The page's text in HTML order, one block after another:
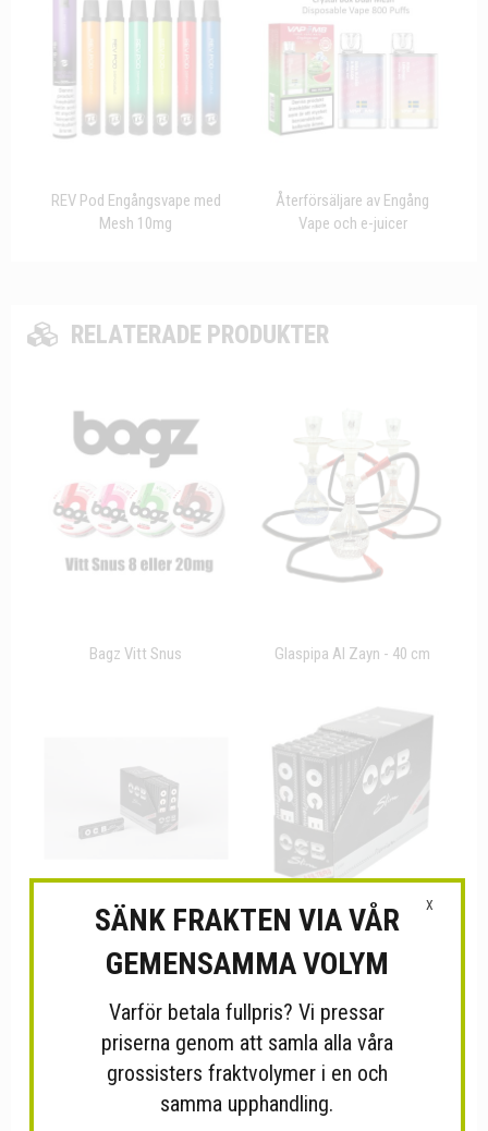
REV Pod Engångsvape med
Mesh 10mg
Återförsäljare av Engång
Vape och e-juicer
RELATERADE PRODUKTER
Bagz Vitt Snus Glaspipa Al Zayn - 40 cm
OCB +Filter
Slim...
X
SÄNK FRAKTEN VIA VÅR
GEMENSAMMA VOLYM
Varför betala fullpris? Vi pressar
priserna genom att samla alla våra
grossisters fraktvolymer i en och
samma upphandling.